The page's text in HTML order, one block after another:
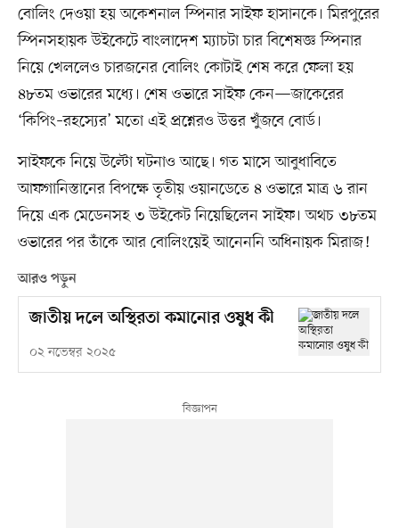
বোলিং দেওয়া হয় অকেশনাল স্পিনার সাইফ হাসানকে। মিরপুরের
স্পিনসহায়ক উইকেটে বাংলাদেশ ম্যাচটা চার বিশেষজ্ঞ স্পিনার
নিয়ে খেললেও চারজনের বোলিং কোটাই শেষ করে ফেলা হয়
৪৮তম ওভারের মধ্যে। শেষ ওভারে সাইফ কেন—জাকেরের
‘কিপিং–রহস্যের’ মতো এই প্রশ্নেরও উত্তর খুঁজবে বোর্ড।
সাইফকে নিয়ে উল্টো ঘটনাও আছে। গত মাসে আবুধাবিতে
আফগানিস্তানের বিপক্ষে তৃতীয় ওয়ানডেতে ৪ ওভারে মাত্র ৬ রান
দিয়ে এক মেডেনসহ ৩ উইকেট নিয়েছিলেন সাইফ। অথচ ৩৮তম
ওভারের পর তাঁকে আর বোলিংয়েই আনেননি অধিনায়ক মিরাজ!
আরও পড়ুন
জাতীয় দলে অস্থিরতা কমানোর ওষুধ কী
০২ নভেম্বর ২০২৫